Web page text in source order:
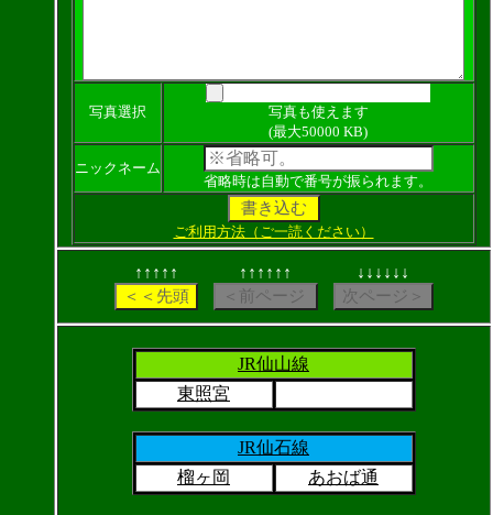
写真選択
写真も使えます
(最大50000 KB)
ニックネーム
省略時は自動で番号が振られます。
ご利用方法（ご一読ください）
↑↑↑↑↑ ↑↑↑↑↑↑ ↓↓↓↓↓↓
JR仙山線
東照宮
JR仙石線
榴ヶ岡
あおば通